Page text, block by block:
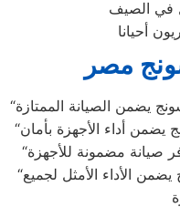
مصر
“تميز في الخدمة: توكيل سامسونج يضمن الأداء الأمثل لجميع